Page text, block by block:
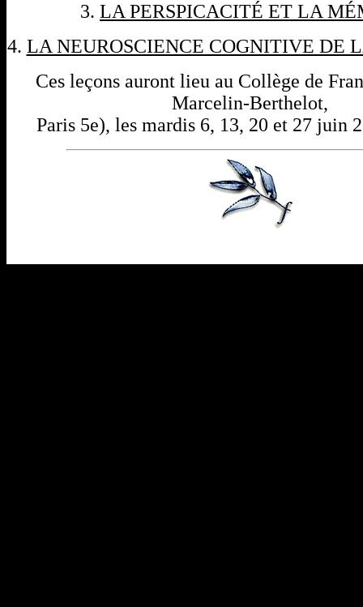
3. LA PERSPICACITÉ ET LA
4. LA NEUROSCIENCE COGNITIVE DE
Ces leçons auront lieu au Collège de
Marcelin-Berthelot,
Paris 5e), les mardis 6, 13, 20 et 27 juin